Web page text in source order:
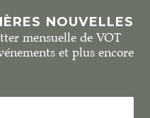
NOUVELLES
mensuelle de VOT
et plus encore